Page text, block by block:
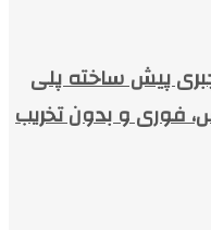
پیش ساخته پلی
فوری و بدون تخریب